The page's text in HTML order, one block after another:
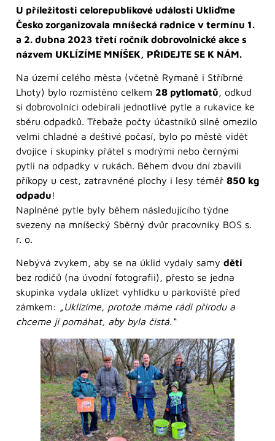
U příležitosti celorepublikové události Ukliďme
Česko zorganizovala mníšecká radnice v termínu 1.
a 2. dubna 2023 třetí ročník dobrovolnické akce s
názvem UKLÍZÍME MNÍŠEK, PŘIDEJTE SE K NÁM.
Na území celého města (včetně Rymaně i Stříbrné
Lhoty) bylo rozmístěno celkem 28 pytlomatů, odkud
si dobrovolníci odebírali jednotlivé pytle a rukavice ke
sběru odpadků. Třebaže počty účastníků silně omezilo
velmi chladné a deštivé počasí, bylo po městě vidět
dvojice i skupinky přátel s modrými nebo černými
pytli na odpadky v rukách. Během dvou dní zbavili
příkopy u cest, zatravněné plochy i lesy téměř 850 kg
odpadu!
Naplněné pytle byly během následujícího týdne
svezeny na mníšecký Sběrný dvůr pracovníky BOS s.
r. o.
Nebývá zvykem, aby se na úklid vydaly samy děti
bez rodičů (na úvodní fotografii), přesto se jedna
skupinka vydala uklízet vyhlídku u parkoviště před
zámkem: „Uklízíme, protože máme rádi přírodu a
chceme jí pomáhat, aby byla čistá.“